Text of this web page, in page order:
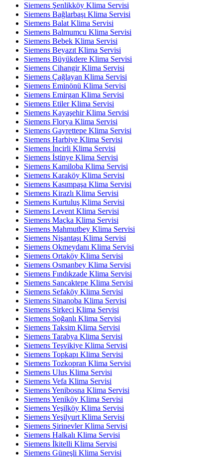
Siemens Şenlikköy Klima Servisi
Siemens Bağlarbaşı Klima Servisi
Siemens Balat Klima Servisi
Siemens Balmumcu Klima Servisi
Siemens Bebek Klima Servisi
Siemens Beyazıt Klima Servisi
Siemens Büyükdere Klima Servisi
Siemens Cihangir Klima Servisi
Siemens Çağlayan Klima Servisi
Siemens Eminönü Klima Servisi
Siemens Emirgan Klima Servisi
Siemens Etiler Klima Servisi
Siemens Kayaşehir Klima Servisi
Siemens Florya Klima Servisi
Siemens Gayrettepe Klima Servisi
Siemens Harbiye Klima Servisi
Siemens İncirli Klima Servisi
Siemens İstinye Klima Servisi
Siemens Kamiloba Klima Servisi
Siemens Karaköy Klima Servisi
Siemens Kasımpaşa Klima Servisi
Siemens Kirazlı Klima Servisi
Siemens Kurtuluş Klima Servisi
Siemens Levent Klima Servisi
Siemens Maçka Klima Servisi
Siemens Mahmutbey Klima Servisi
Siemens Nişantaşı Klima Servisi
Siemens Okmeydanı Klima Servisi
Siemens Ortaköy Klima Servisi
Siemens Osmanbey Klima Servisi
Siemens Fındıkzade Klima Servisi
Siemens Sancaktepe Klima Servisi
Siemens Sefaköy Klima Servisi
Siemens Sinanoba Klima Servisi
Siemens Sirkeci Klima Servisi
Siemens Soğanlı Klima Servisi
Siemens Taksim Klima Servisi
Siemens Tarabya Klima Servisi
Siemens Teşvikiye Klima Servisi
Siemens Topkapı Klima Servisi
Siemens Tozkopran Klima Servisi
Siemens Ulus Klima Servisi
Siemens Vefa Klima Servisi
Siemens Yenibosna Klima Servisi
Siemens Yeniköy Klima Servisi
Siemens Yeşilköy Klima Servisi
Siemens Yeşilyurt Klima Servisi
Siemens Şirinevler Klima Servisi
Siemens Halkalı Klima Servisi
Siemens İkitelli Klima Servisi
Siemens Güneşli Klima Servisi